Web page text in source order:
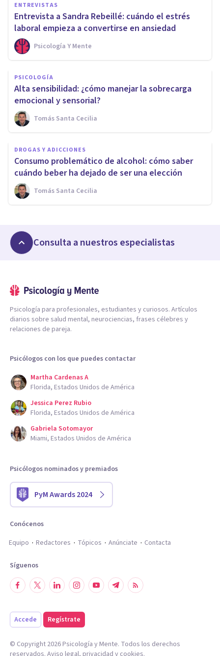
ENTREVISTAS
Entrevista a Sandra Rebeillé: cuándo el estrés
laboral empieza a convertirse en ansiedad
Psicología Y Mente
PSICOLOGÍA
Alta sensibilidad: ¿cómo manejar la sobrecarga
emocional y sensorial?
Tomás Santa Cecilia
DROGAS Y ADICCIONES
Consumo problemático de alcohol: cómo saber
cuándo beber ha dejado de ser una elección
Tomás Santa Cecilia
Consulta a nuestros especialistas
Psicología para profesionales, estudiantes y curiosos. Artículos
diarios sobre salud mental, neurociencias, frases célebres y
relaciones de pareja.
Psicólogos con los que puedes contactar
Martha Cardenas A
Florida, Estados Unidos de América
Jessica Perez Rubio
Florida, Estados Unidos de América
Gabriela Sotomayor
Miami, Estados Unidos de América
Psicólogos nominados y premiados
PyM Awards 2024
Conócenos
Equipo
Redactores Tópicos Anúnciate Contacta
Síguenos
Accede Regístrate
© Copyright 2026Psicología y Mente. Todos los derechos